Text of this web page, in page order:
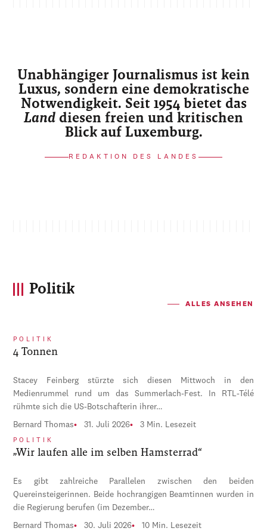
Unabhängiger Journalismus ist kein
Luxus, sondern eine demokratische
Notwendigkeit. Seit 1954 bietet das
Land diesen freien und kritischen
Blick auf Luxemburg.
REDAKTION DES LANDES
Politik
ALLES ANSEHEN
POLITIK
4 Tonnen
Stacey Feinberg stürzte sich diesen Mittwoch in den
Medienrummel rund um das Summerlach-Fest. In RTL-Télé
rühmte sich die US-Botschafterin ihrer…
Bernard Thomas 31. Juli 2026 3 Min. Lesezeit
POLITIK
„Wir laufen alle im selben Hamsterrad“
Es gibt zahlreiche Parallelen zwischen den beiden
Quereinsteigerinnen. Beide hochrangigen Beamtinnen wurden in
die Regierung berufen (im Dezember…
Bernard Thomas 30. Juli 2026 10 Min. Lesezeit